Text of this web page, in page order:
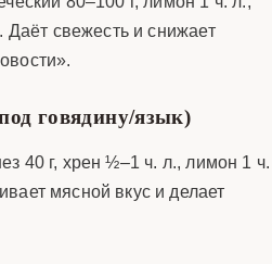
свежесть и снижает
говядину/язык)
40 г, хрен ½–1 ч. л., лимон 1 ч.
мясной вкус и делает